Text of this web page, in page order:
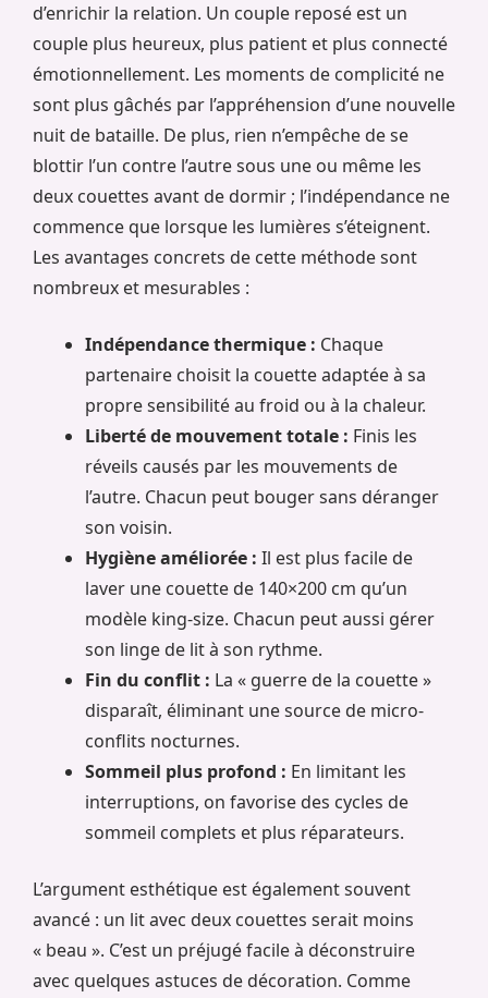
d’enrichir la relation. Un couple reposé est un
couple plus heureux, plus patient et plus connecté
émotionnellement. Les moments de complicité ne
sont plus gâchés par l’appréhension d’une nouvelle
nuit de bataille. De plus, rien n’empêche de se
blottir l’un contre l’autre sous une ou même les
deux couettes avant de dormir ; l’indépendance ne
commence que lorsque les lumières s’éteignent.
Les avantages concrets de cette méthode sont
nombreux et mesurables :
Indépendance thermique : Chaque
partenaire choisit la couette adaptée à sa
propre sensibilité au froid ou à la chaleur.
Liberté de mouvement totale : Finis les
réveils causés par les mouvements de
l’autre. Chacun peut bouger sans déranger
son voisin.
Hygiène améliorée : Il est plus facile de
laver une couette de 140×200 cm qu’un
modèle king-size. Chacun peut aussi gérer
son linge de lit à son rythme.
Fin du conflit : La « guerre de la couette »
disparaît, éliminant une source de micro-
conflits nocturnes.
Sommeil plus profond : En limitant les
interruptions, on favorise des cycles de
sommeil complets et plus réparateurs.
L’argument esthétique est également souvent
avancé : un lit avec deux couettes serait moins
« beau ». C’est un préjugé facile à déconstruire
avec quelques astuces de décoration. Comme